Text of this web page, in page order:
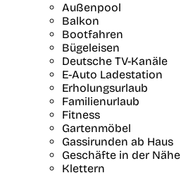
Außenpool
Balkon
Bootfahren
Bügeleisen
Deutsche TV-Kanäle
E-Auto Ladestation
Erholungsurlaub
Familienurlaub
Fitness
Gartenmöbel
Gassirunden ab Haus
Geschäfte in der Nähe
Klettern